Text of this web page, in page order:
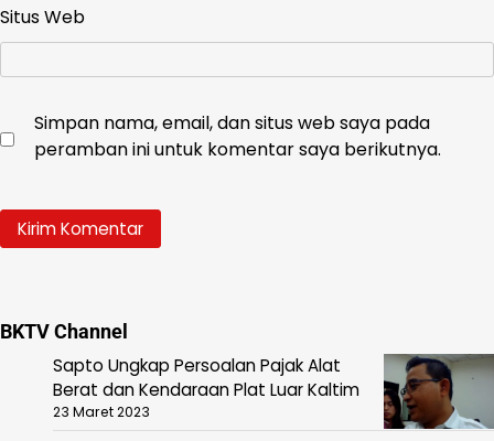
Situs Web
Simpan nama, email, dan situs web saya pada
peramban ini untuk komentar saya berikutnya.
BKTV Channel
Sapto Ungkap Persoalan Pajak Alat
Berat dan Kendaraan Plat Luar Kaltim
23 Maret 2023